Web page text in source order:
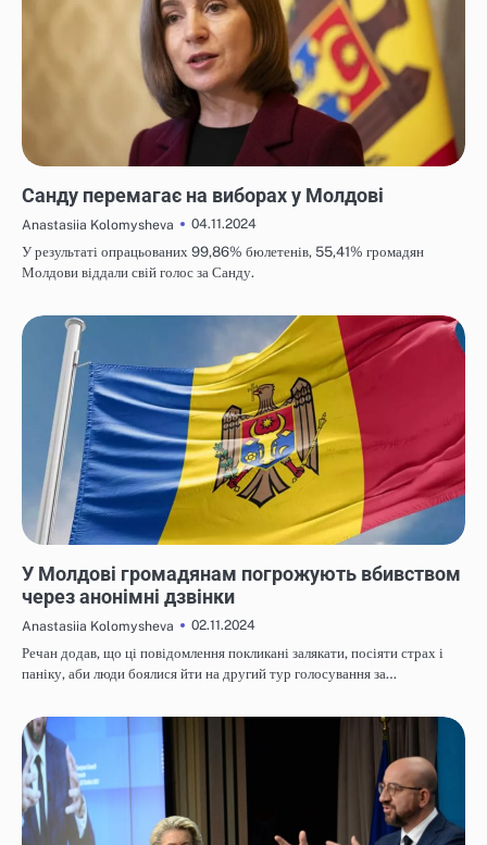
Санду перемагає на виборах у Молдові
Anastasiia Kolomysheva
04.11.2024
У результаті опрацьованих 99,86% бюлетенів, 55,41% громадян
Молдови віддали свій голос за Санду.
У Молдові громадянам погрожують вбивством
через анонімні дзвінки
Anastasiia Kolomysheva
02.11.2024
Речан додав, що ці повідомлення покликані залякати, посіяти страх і
паніку, аби люди боялися йти на другий тур голосування за…